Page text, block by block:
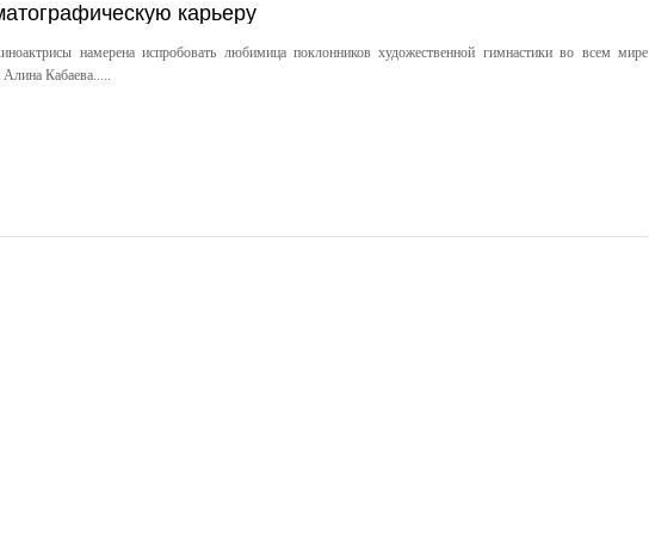
карьеру
намерена испробовать любимица поклонников художественной гимнастики во всем мире
Алина Кабаева.....